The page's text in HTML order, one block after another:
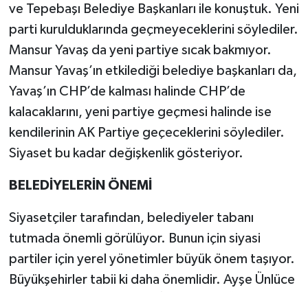
ve Tepebaşı Belediye Başkanları ile konuştuk. Yeni
parti kurulduklarında geçmeyeceklerini söylediler.
Mansur Yavaş da yeni partiye sıcak bakmıyor.
Mansur Yavaş’ın etkilediği belediye başkanları da,
Yavaş’ın CHP’de kalması halinde CHP’de
kalacaklarını, yeni partiye geçmesi halinde ise
kendilerinin AK Partiye geçeceklerini söylediler.
Siyaset bu kadar değişkenlik gösteriyor.
BELEDİYELERİN ÖNEMİ
Siyasetçiler tarafından, belediyeler tabanı
tutmada önemli görülüyor. Bunun için siyasi
partiler için yerel yönetimler büyük önem taşıyor.
Büyükşehirler tabii ki daha önemlidir. Ayşe Ünlüce